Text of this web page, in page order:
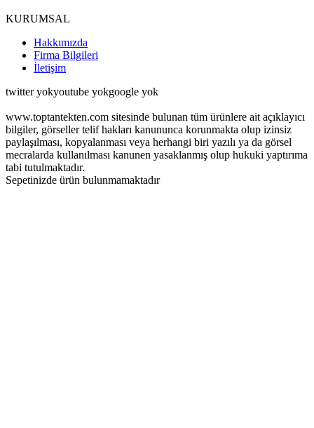
KURUMSAL
Hakkımızda
Firma Bilgileri
İletişim
twitter yokyoutube yokgoogle yok
www.toptantekten.com sitesinde bulunan tüm ürünlere ait açıklayıcı
bilgiler, görseller telif hakları kanununca korunmakta olup izinsiz
paylaşılması, kopyalanması veya herhangi biri yazılı ya da görsel
mecralarda kullanılması kanunen yasaklanmış olup hukuki yaptırıma
tabi tutulmaktadır.
Sepetinizde ürün bulunmamaktadır